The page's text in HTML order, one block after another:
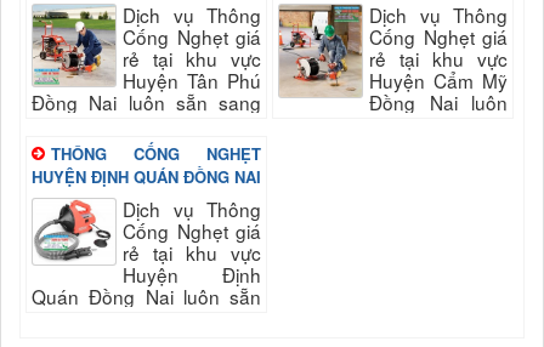
Dịch vụ Thông
Cống Nghẹt giá
rẻ tại khu vực
Huyện Tân Phú
Đồng Nai luôn sẵn sang
và đảm bảo uy tín, chất
lượng hài long quý...
Dịch vụ Thông
Cống Nghẹt giá
rẻ tại khu vực
Huyện Cẩm Mỹ
Đồng Nai luôn
THÔNG CỐNG NGHẸT
HUYỆN ĐỊNH QUÁN ĐỒNG NAI
Dịch vụ Thông
Cống Nghẹt giá
rẻ tại khu vực
Huyện Định
Quán Đồng Nai luôn sẵn